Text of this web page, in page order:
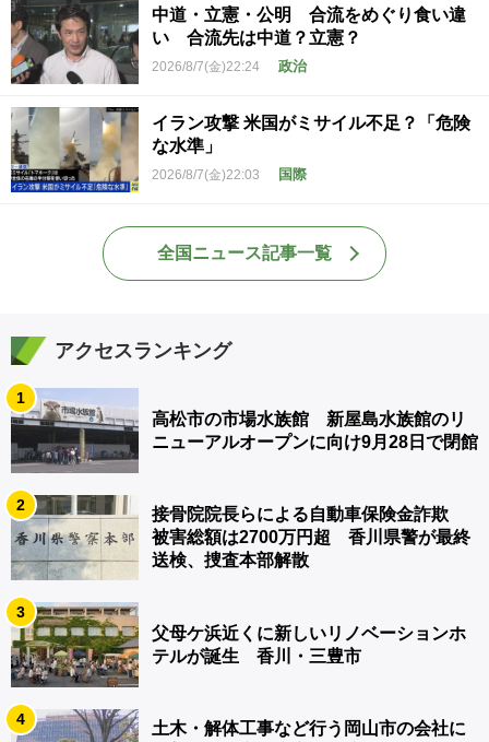
中道・立憲・公明 合流をめぐり食い違
い 合流先は中道？立憲？
2026/8/7(金)22:24 政治
イラン攻撃 米国がミサイル不足？「危険
な水準」
2026/8/7(金)22:03 国際
全国ニュース記事一覧
アクセスランキング
1
高松市の市場水族館 新屋島水族館のリ
ニューアルオープンに向け9月28日で閉館
2
接骨院院長らによる自動車保険金詐欺
被害総額は2700万円超 香川県警が最終
送検、捜査本部解散
3
父母ケ浜近くに新しいリノベーションホ
テルが誕生 香川・三豊市
4
土木・解体工事など行う岡山市の会社に